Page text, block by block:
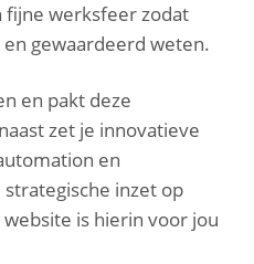
werksfeer zodat
gewaardeerd weten.
en pakt deze
zet je innovatieve
en
inzet op
is hierin voor jou